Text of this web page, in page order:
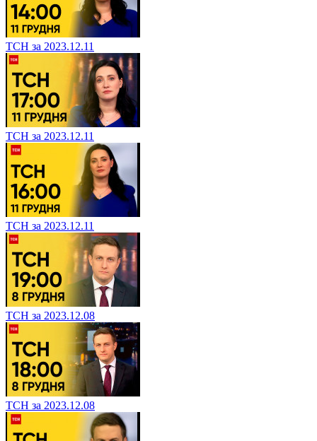
ТСН за 2023.12.11
ТСН за 2023.12.11
ТСН за 2023.12.11
ТСН за 2023.12.08
ТСН за 2023.12.08